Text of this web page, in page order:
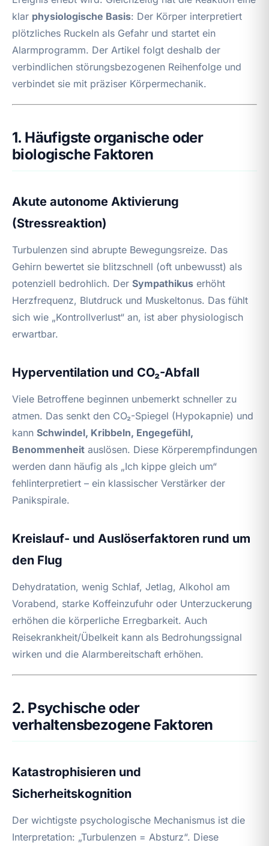
klar physiologische Basis: Der Körper interpretiert
plötzliches Ruckeln als Gefahr und startet ein
Alarmprogramm. Der Artikel folgt deshalb der
verbindlichen störungsbezogenen Reihenfolge und
verbindet sie mit präziser Körpermechanik.
1. Häufigste organische oder
biologische Faktoren
Akute autonome Aktivierung
(Stressreaktion)
Turbulenzen sind abrupte Bewegungsreize. Das
Gehirn bewertet sie blitzschnell (oft unbewusst) als
potenziell bedrohlich. Der Sympathikus erhöht
Herzfrequenz, Blutdruck und Muskeltonus. Das fühlt
sich wie „Kontrollverlust“ an, ist aber physiologisch
erwartbar.
Hyperventilation und CO₂-Abfall
Viele Betroffene beginnen unbemerkt schneller zu
atmen. Das senkt den CO₂-Spiegel (Hypokapnie) und
kann Schwindel, Kribbeln, Engegefühl,
Benommenheit auslösen. Diese Körperempfindungen
werden dann häufig als „Ich kippe gleich um“
fehlinterpretiert – ein klassischer Verstärker der
Panikspirale.
Kreislauf- und Auslöserfaktoren rund um
den Flug
Dehydratation, wenig Schlaf, Jetlag, Alkohol am
Vorabend, starke Koffeinzufuhr oder Unterzuckerung
erhöhen die körperliche Erregbarkeit. Auch
Reisekrankheit/Übelkeit kann als Bedrohungssignal
wirken und die Alarmbereitschaft erhöhen.
2. Psychische oder
verhaltensbezogene Faktoren
Katastrophisieren und
Sicherheitskognition
Der wichtigste psychologische Mechanismus ist die
Interpretation: „Turbulenzen = Absturz“. Diese